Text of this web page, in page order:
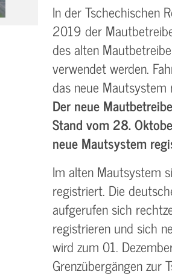
In der Tschechischen
2019 der
des alten
verwendet werden.
das neue Mautsystem
Der neue
Stand vom 28.
neue Mautsystem
Im alten Mautsystem
registriert. Die
aufgerufen sich
registrieren und sich
wird zum 01.
Grenzübergängen zur